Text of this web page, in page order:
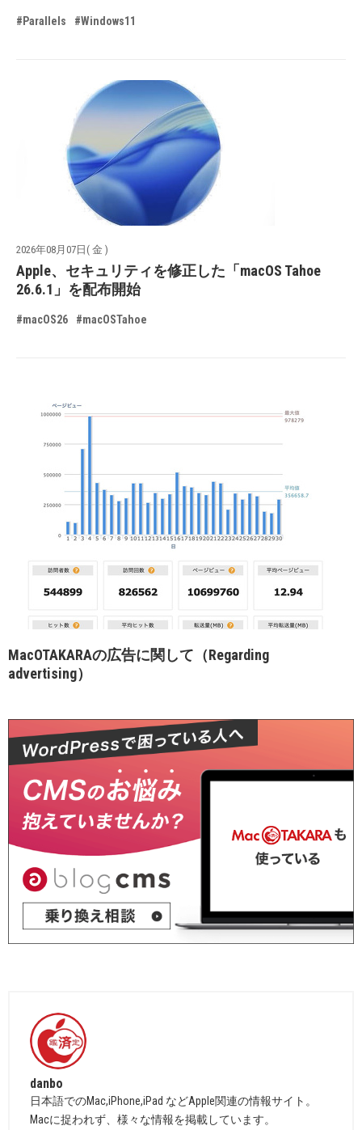
#Parallels #Windows11
2026年08月07日( 金 )
Apple、セキュリティを修正した「macOS Tahoe
26.6.1」を配布開始
#macOS26 #macOSTahoe
MacOTAKARAの広告に関して（Regarding
advertising）
danbo
日本語でのMac,iPhone,iPad などApple関連の情報サイト。
Macに捉われず、様々な情報を掲載しています。